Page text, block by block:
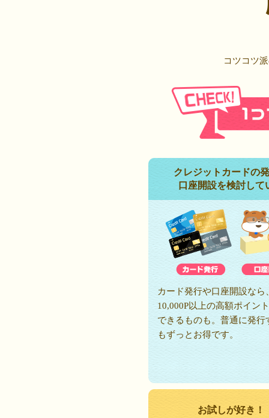
コツコツ
クレジットカードの
口座開設を検討して
カード発行や口座開設なら
10,000P以上の高額ポイン
できるものも。普通に発行
もずっとお得です。
お試しが好き！